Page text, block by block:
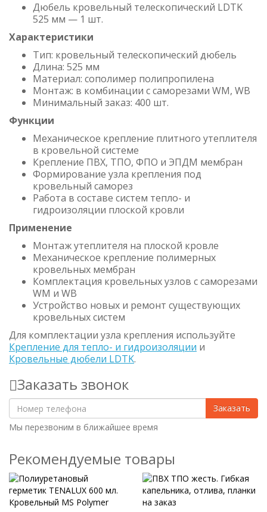
Дюбель кровельный телескопический LDTK
525 мм — 1 шт.
Характеристики
Тип: кровельный телескопический дюбель
Длина: 525 мм
Материал: сополимер полипропилена
Монтаж: в комбинации с саморезами WM, WB
Минимальный заказ: 400 шт.
Функции
Механическое крепление плитного утеплителя
в кровельной системе
Крепление ПВХ, ТПО, ФПО и ЭПДМ мембран
Формирование узла крепления под
кровельный саморез
Работа в составе систем тепло- и
гидроизоляции плоской кровли
Применение
Монтаж утеплителя на плоской кровле
Механическое крепление полимерных
кровельных мембран
Комплектация кровельных узлов с саморезами
WM и WB
Устройство новых и ремонт существующих
кровельных систем
Для комплектации узла крепления используйте
Крепление для тепло- и гидроизоляции и
Кровельные дюбели LDTK.
Заказать звонок
Заказать
Мы перезвоним в ближайшее время
Рекомендуемые товары